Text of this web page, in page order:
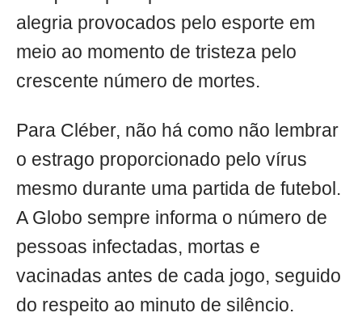
alegria provocados pelo esporte em
meio ao momento de tristeza pelo
crescente número de mortes.
Para Cléber, não há como não lembrar
o estrago proporcionado pelo vírus
mesmo durante uma partida de futebol.
A Globo sempre informa o número de
pessoas infectadas, mortas e
vacinadas antes de cada jogo, seguido
do respeito ao minuto de silêncio.